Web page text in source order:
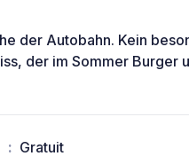
der Autobahn. Kein
der im Sommer Burger
Gratuit